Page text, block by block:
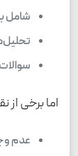
شامل
اما برخی
عدم